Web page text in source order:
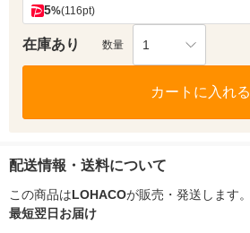
5%(116pt)
在庫あり 数量 1
カートに入れる
配送情報・送料について
この商品はLOHACOが販売・発送します。
最短翌日お届け